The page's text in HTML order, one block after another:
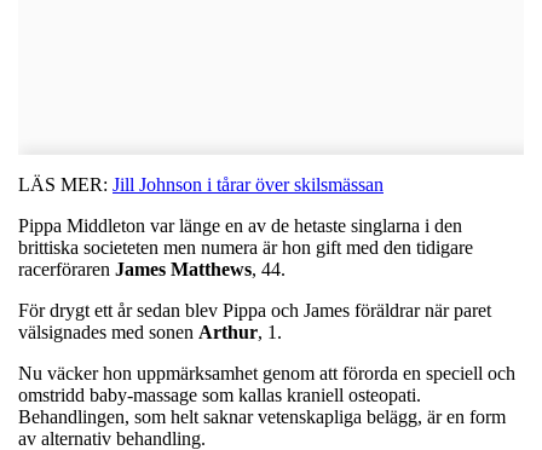
LÄS MER: Jill Johnson i tårar över skilsmässan
Pippa Middleton var länge en av de hetaste singlarna i den
brittiska societeten men numera är hon gift med den tidigare
racerföraren James Matthews, 44.
För drygt ett år sedan blev Pippa och James föräldrar när paret
välsignades med sonen Arthur, 1.
Nu väcker hon uppmärksamhet genom att förorda en speciell och
omstridd baby-massage som kallas kraniell osteopati.
Behandlingen, som helt saknar vetenskapliga belägg, är en form
av alternativ behandling.